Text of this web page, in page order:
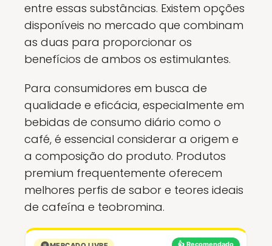
entre essas substâncias. Existem opções
disponíveis no mercado que combinam
as duas para proporcionar os
benefícios de ambos os estimulantes.
Para consumidores em busca de
qualidade e eficácia, especialmente em
bebidas de consumo diário como o
café, é essencial considerar a origem e
a composição do produto. Produtos
premium frequentemente oferecem
melhores perfis de sabor e teores ideais
de cafeína e teobromina.
👍 Recomendado